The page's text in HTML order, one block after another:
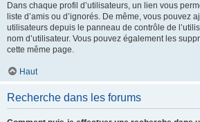
Dans chaque profil d’utilisateurs, un lien vous
liste d’amis ou d’ignorés. De même, vous pouvez
utilisateurs depuis le panneau de contrôle de
nom d’utilisateur. Vous pouvez également les
cette même page.
Haut
Recherche dans les forums